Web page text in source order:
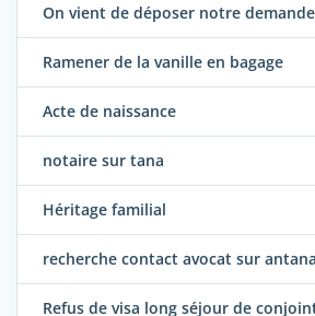
On vient de déposer notre demande
Ramener de la vanille en bagage
Acte de naissance
notaire sur tana
Héritage familial
recherche contact avocat sur
Refus de visa long séjour de